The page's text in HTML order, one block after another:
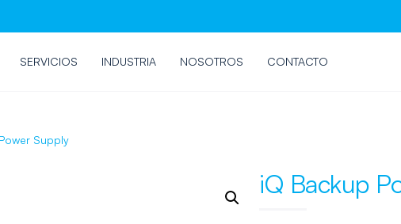
SERVICIOS INDUSTRIA NOSOTROS CONTACTO
Supply
iQ Backup